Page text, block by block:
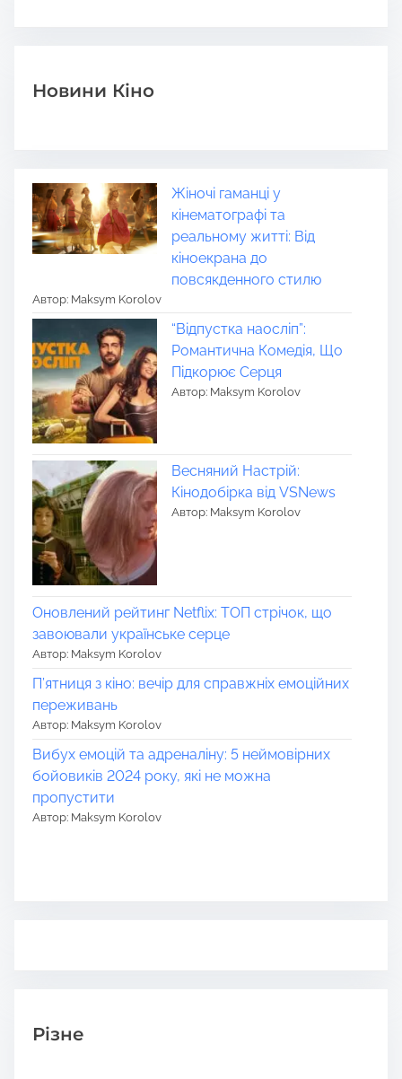
Новини Кіно
Жіночі гаманці у
кінематографі та
реальному житті: Від
кіноекрана до
повсякденного стилю
Автор: Maksym Korolov
“Відпустка наосліп”:
Романтична Комедія, Що
Підкорює Серця
Автор: Maksym Korolov
Весняний Настрій:
Кінодобірка від VSNews
Автор: Maksym Korolov
Оновлений рейтинг Netflix: ТОП стрічок, що
завоювали українське серце
Автор: Maksym Korolov
П’ятниця з кіно: вечір для справжніх емоційних
переживань
Автор: Maksym Korolov
Вибух емоцій та адреналіну: 5 неймовірних
бойовиків 2024 року, які не можна
пропустити
Автор: Maksym Korolov
Різне